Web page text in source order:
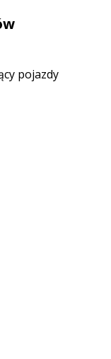
pojazdy